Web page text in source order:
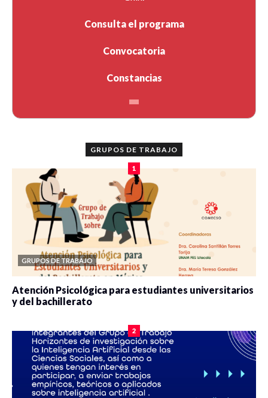
Consulta el programa
Convocatoria
Constancias
GRUPOS DE TRABAJO
1
GRUPOS DE TRABAJO
Atención Psicológica para estudiantes universitarios
y del bachillerato
2